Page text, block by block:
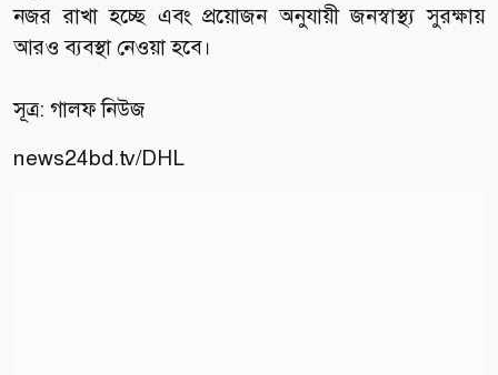
নজর রাখা হচ্ছে এবং প্রয়োজন অনুযায়ী জনস্বাস্থ্য সুরক্ষায়
আরও ব্যবস্থা নেওয়া হবে।
সূত্র: গালফ নিউজ
news24bd.tv/DHL